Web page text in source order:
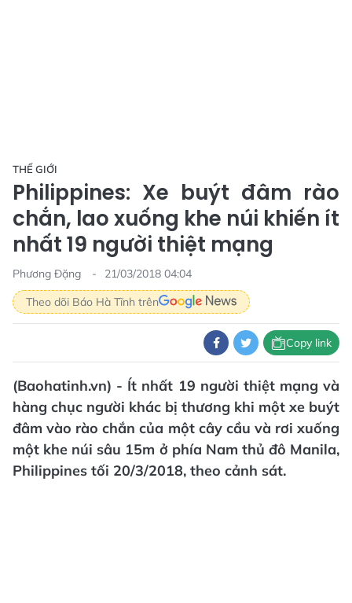
THẾ GIỚI
Philippines: Xe buýt đâm rào
chắn, lao xuống khe núi khiến ít
nhất 19 người thiệt mạng
Phương Đặng
21/03/2018 04:04
Theo dõi Báo Hà Tĩnh trên
Copy link
(Baohatinh.vn) - Ít nhất 19 người thiệt mạng và
hàng chục người khác bị thương khi một xe buýt
đâm vào rào chắn của một cây cầu và rơi xuống
một khe núi sâu 15m ở phía Nam thủ đô Manila,
Philippines tối 20/3/2018, theo cảnh sát.